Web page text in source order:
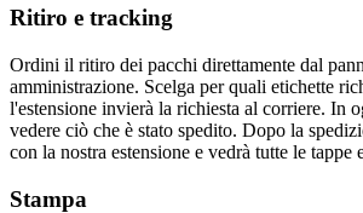
Ritiro e tracking
Ordini il ritiro dei pacchi direttamente dal
amministrazione. Scelga per quali etichette
l'estensione invierà la richiesta al corriere. In
vedere ciò che è stato spedito. Dopo la
con la nostra estensione e vedrà tutte le tappe
Stampa